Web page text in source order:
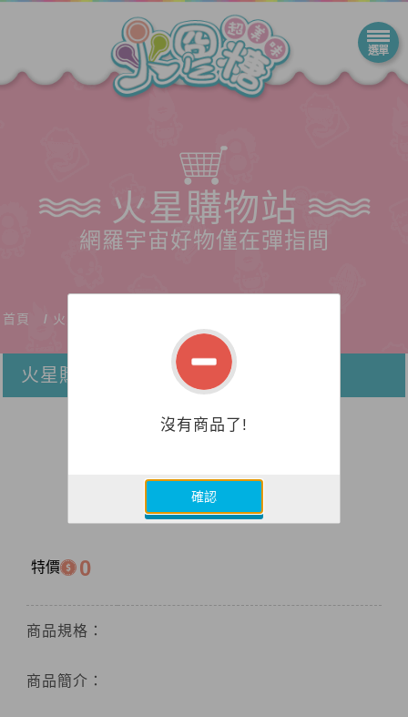
火星購物站
網羅宇宙好物僅在彈指間
首頁 火星購物站
火星購物站
特價 0
商品規格：
商品簡介：
沒有商品了!
確認